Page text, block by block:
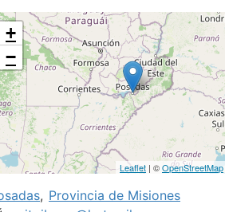
+
−
Leaflet | ©OpenStreetMap
, Provincia de Misiones